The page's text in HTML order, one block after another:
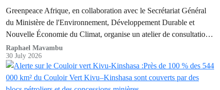
Greenpeace Afrique, en collaboration avec le Secrétariat Général
du Ministère de l'Environnement, Développement Durable et
Nouvelle Économie du Climat, organise un atelier de consultation
multipartite de deux jours afin de faire progresser les réformes
politiques destinées à lutter contre la crise grandissante de la
pollution liée aux emballages plastiques en République
Démocratique du Congo (RDC).
Raphael Mavambu
30 July 2026